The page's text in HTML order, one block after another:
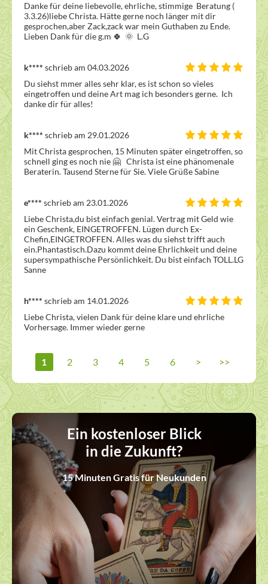
Danke für deine liebevolle, ehrliche, stimmige  Beratung (
3.3.26)liebe Christa. Hätte gerne noch länger mit dir
gesprochen,aber Zack,zack war mein Guthaben zu Ende.
Lieben Dank für die g.m 🍀  🌞  L.G
k**** schrieb am 04.03.2026
Du siehst mmer alles sehr klar, es ist schon so vieles
eingetroffen und deine Art mag ich besonders gerne.  Ich
danke dir für alles!
k**** schrieb am 29.01.2026
Mit Christa gesprochen, 15 Minuten später eingetroffen, so
schnell ging es noch nie 🤗   Christa ist eine phänomenale
Beraterin. Tausend Sterne für Sie. Viele Grüße Sabine
e**** schrieb am 23.01.2026
Liebe Christa,du bist einfach genial. Vertrag mit Geld wie
ein Geschenk, EINGETROFFEN. Lügen durch Ex-
Chefin,EINGETROFFEN. Alles was du siehst trifft auch
ein.Phantastisch.Dazu kommt deine Ehrlichkeit und deine
supersympathische Persönlichkeit. Du bist einfach TOLL.LG
Sanne
h**** schrieb am 14.01.2026
Liebe Christa, vielen Dank für deine klare und ehrliche
Vorhersage. Immer wieder gerne
1 2 3 4 5 6 > >>
Ein kostenloser Blick
in die Zukunft?
15 Minuten Gratis für Neukunden